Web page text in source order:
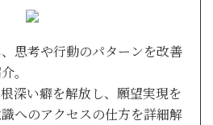
思考や行動のパターンを改善
。
深い癖を解放し、願望実現を
へのアクセスの仕方を詳細解